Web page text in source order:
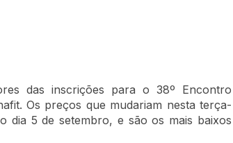
das inscrições para o 38º Encontro
Os preços que mudariam nesta terça-
dia 5 de setembro, e são os mais baixos